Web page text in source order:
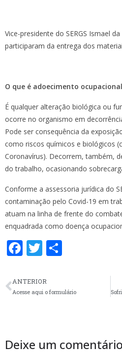
Vice-presidente do SERGS Ismael
participaram da entrega dos
O que é adoecimento
É qualquer alteração biológica ou
ocorre no organismo em
Pode ser consequência da
como riscos químicos e biológicos
Coronavírus). Decorrem, também,
do trabalho, ocasionando
Conforme a assessoria jurídica do
contaminação pelo Covid-19 em
atuam na linha de frente do
enquadrada como doença
F
e
b
k
T
itt
er e
ANTERIOR
Acesse aqui o formulário
Deixe um comentário